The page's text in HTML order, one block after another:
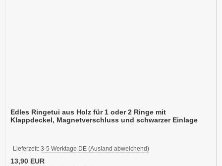
Edles Ringetui aus Holz für 1 oder 2 Ringe mit
Klappdeckel, Magnetverschluss und schwarzer Einlage
Lieferzeit: 3-5 Werktage DE (Ausland abweichend)
13,90 EUR